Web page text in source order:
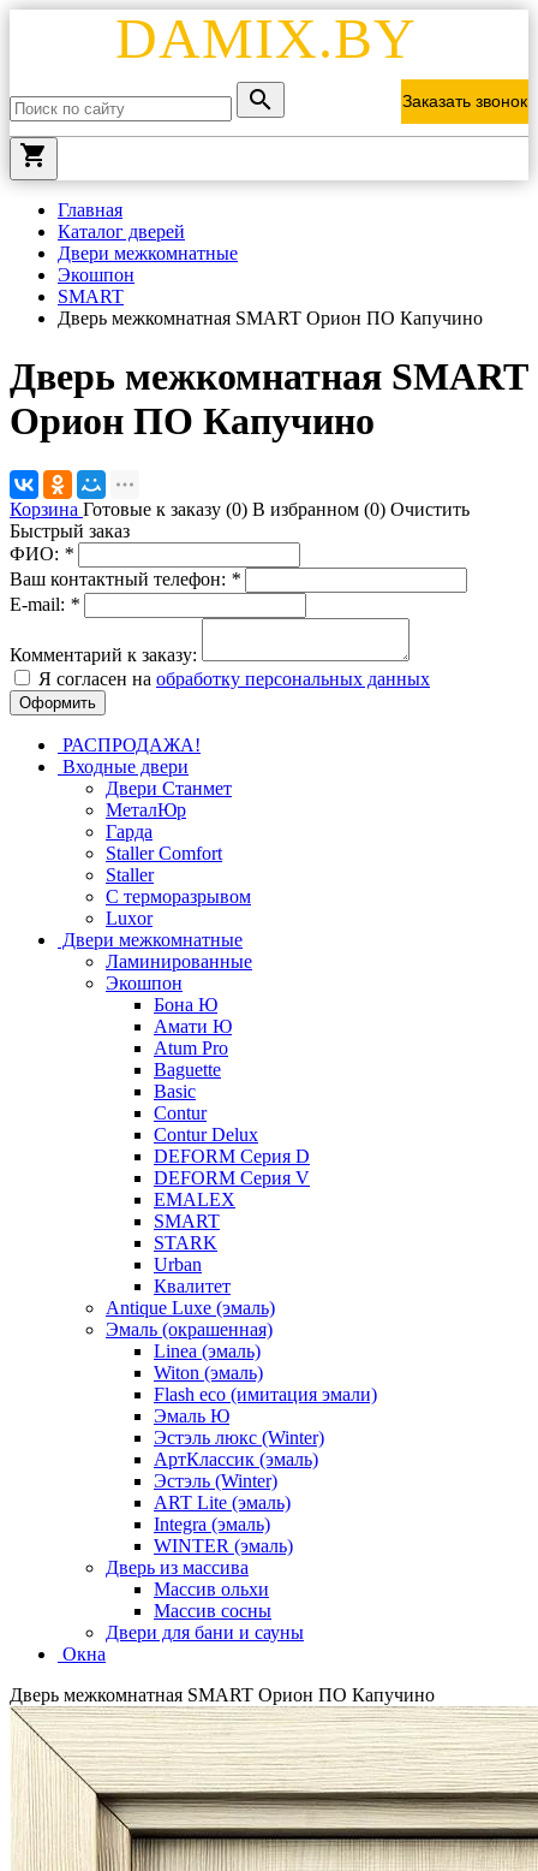
DAMIX.BY
Заказать звонок
local_grocery_store
Главная
Каталог дверей
Двери межкомнатные
Экошпон
SMART
Дверь межкомнатная SMART Орион ПО Капучино
Дверь межкомнатная SMART
Орион ПО Капучино
Корзина Готовые к заказу (0) В избранном (0) Очистить
Быстрый заказ
ФИО: *
Ваш контактный телефон: *
E-mail: *
Комментарий к заказу:
Я согласен на обработку персональных данных
РАСПРОДАЖА!
Входные двери
Двери Станмет
МеталЮр
Гарда
Staller Comfort
Staller
С терморазрывом
Luxor
Двери межкомнатные
Ламинированные
Экошпон
Бона Ю
Амати Ю
Atum Pro
Baguette
Basic
Contur
Contur Delux
DEFORM Серия D
DEFORM Серия V
EMALEX
SMART
STARK
Urban
Квалитет
Antique Luxe (эмаль)
Эмаль (окрашенная)
Linea (эмаль)
Witon (эмаль)
Flash eco (имитация эмали)
Эмаль Ю
Эстэль люкс (Winter)
АртКлассик (эмаль)
Эстэль (Winter)
ART Lite (эмаль)
Integra (эмаль)
WINTER (эмаль)
Дверь из массива
Массив ольхи
Массив сосны
Двери для бани и сауны
Окна
Дверь межкомнатная SMART Орион ПО Капучино